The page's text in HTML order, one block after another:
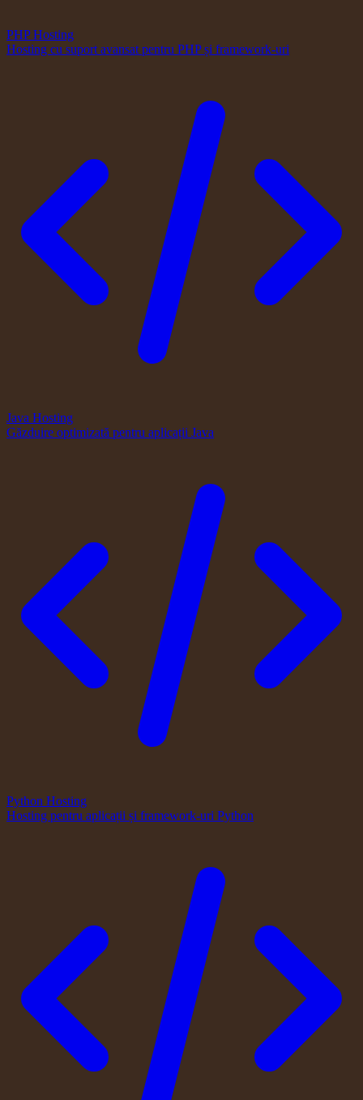
PHP Hosting
Hosting cu suport avansat pentru PHP și framework-uri
Java Hosting
Găzduire optimizată pentru aplicații Java
Python Hosting
Hosting pentru aplicații și framework-uri Python